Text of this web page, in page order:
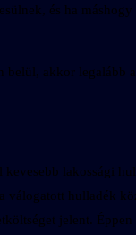
és ha
akkor
lakossági
hulladék
jelent.